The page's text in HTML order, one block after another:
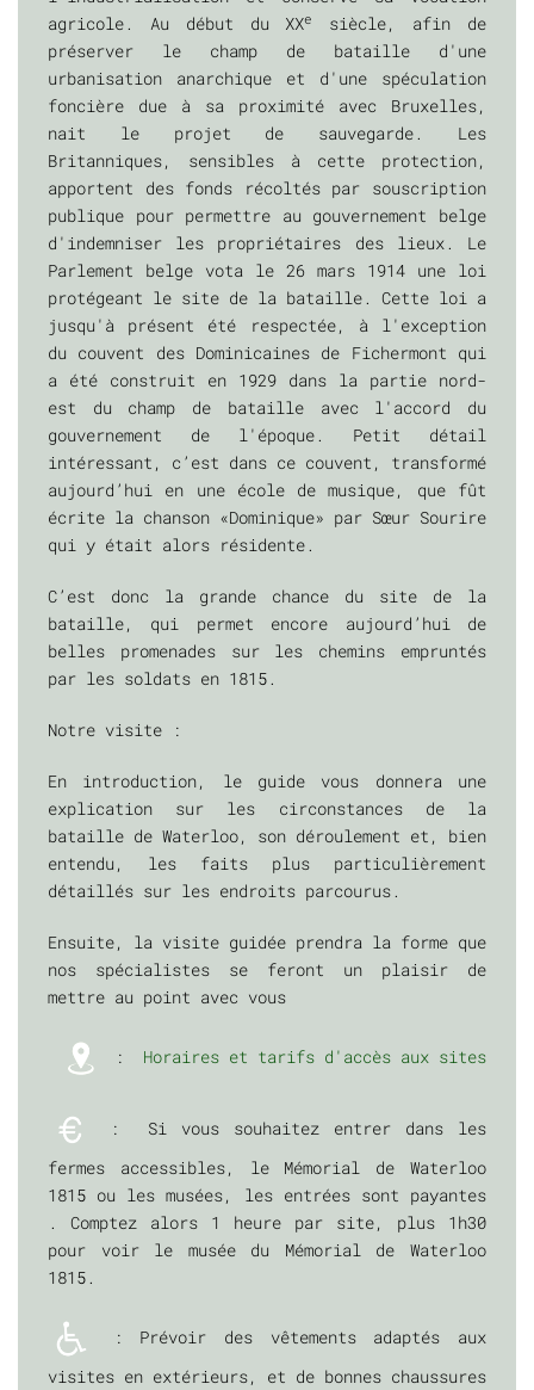
agricole. Au début du XXe
siècle, afin de
préserver le champ de bataille d'une
urbanisation anarchique et d'une spéculation
foncière due à sa proximité avec Bruxelles,
nait le projet de sauvegarde. Les
Britanniques, sensibles à cette protection,
apportent des fonds récoltés par souscription
publique pour permettre au gouvernement belge
d'indemniser les propriétaires des lieux. Le
Parlement belge vota le 26 mars 1914 une loi
protégeant le site de la bataille. Cette loi a
jusqu'à présent été respectée, à l'exception
du couvent des Dominicaines de Fichermont qui
a été construit en 1929 dans la partie nord-
est du champ de bataille avec l'accord du
gouvernement de l'époque. Petit détail
intéressant, c’est dans ce couvent, transformé
aujourd’hui en une école de musique, que fût
écrite la chanson «Dominique» par Sœur Sourire
qui y était alors résidente.
C’est donc la grande chance du site de la
bataille, qui permet encore aujourd’hui de
belles promenades sur les chemins empruntés
par les soldats en 1815.
Notre visite :
En introduction, le guide vous donnera une
explication sur les circonstances de la
bataille de Waterloo, son déroulement et, bien
entendu, les faits plus particulièrement
détaillés sur les endroits parcourus.
Ensuite, la visite guidée prendra la forme que
nos spécialistes se feront un plaisir de
mettre au point avec vous
: Horaires et tarifs d'accès aux sites
: Si vous souhaitez entrer dans les
fermes accessibles, le Mémorial de Waterloo
1815 ou les musées, les entrées sont payantes
. Comptez alors 1 heure par site, plus 1h30
pour voir le musée du Mémorial de Waterloo
1815.
: Prévoir des vêtements adaptés aux
visites en extérieurs, et de bonnes chaussures